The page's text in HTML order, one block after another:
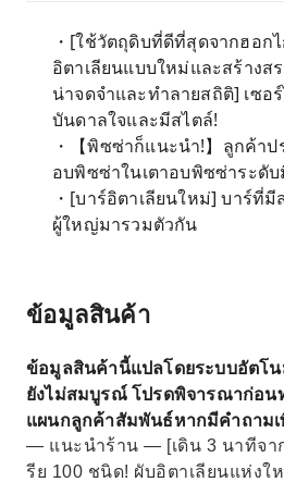
・[ใช้วัตถุดิบที่ดีที่สุดจากฮอก
อิตาเลียนแบบใหม่และสร้าง
น่าจดจำและทำลายสถิติ] เซอ
บันดาลใจและมีสไตล์!
・【พิซซ่าก็แนะนำ!】ลูกค้าป
อบพิซซ่าในเตาอบพิซซ่าระดั
・[บาร์อิตาเลียนใหม่] บาร์ที่
ผู้ใหญ่มารวมตัวกัน
ข้อมูลสินค้า
ข้อมูลสินค้านี้แปลโดยระบบอัตโ
ยังไม่สมบูรณ์ โปรดพิจารณาก่อน
แผนกลูกค้าสัมพันธ์หากมีคำถามเ
— แนะนำร้าน — [เดิน 3 นาทีจา
รีย 100 ชนิด! ผับอิตาเลียนแห่งใ